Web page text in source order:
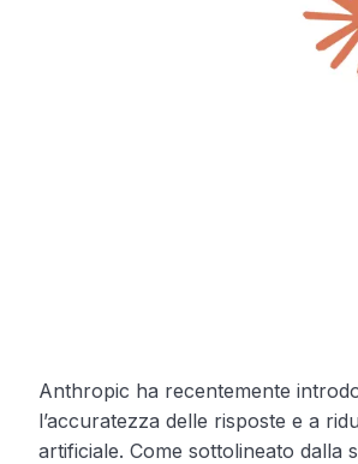
Anthropic ha recentemente
l’accuratezza delle risposte e a
artificiale. Come sottolineato dalla